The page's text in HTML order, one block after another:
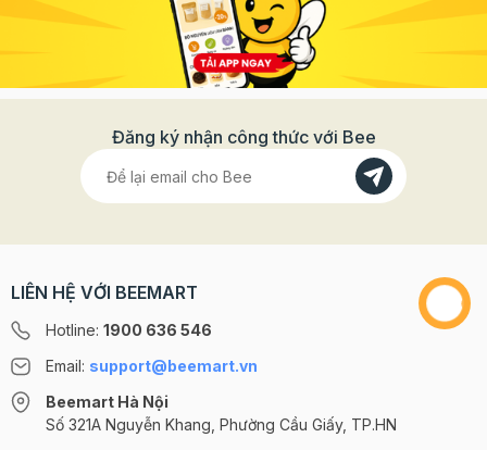
Đăng ký nhận công thức với Bee
LIÊN HỆ VỚI BEEMART
Hotline: 1900 636 546
Email: support@beemart.vn
Beemart Hà Nội
Số 321A Nguyễn Khang, Phường Cầu Giấy, TP.HN